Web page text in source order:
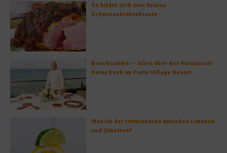
So bildet sich eine krosse
Schweinebratenkruste
Beachcomber – Alles über das Restaurant
Heinz Beck im Forte Village Resort
Was ist der Unterschied zwischen Limonen
und Limetten?